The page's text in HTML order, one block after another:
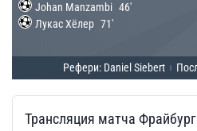
Johan Manzambi 46'
Лукас Хёлер 71'
Рефери: Daniel Siebert
Трансляция матча